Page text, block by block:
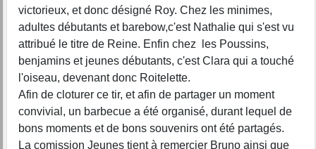
victorieux, et donc désigné Roy. Chez les minimes,
adultes débutants et barebow,c'est Nathalie qui s'est vu
attribué le titre de Reine. Enfin chez les Poussins,
benjamins et jeunes débutants, c'est Clara qui a touché
l'oiseau, devenant donc Roitelette.
Afin de cloturer ce tir, et afin de partager un moment
convivial, un barbecue a été organisé, durant lequel de
bons moments et de bons souvenirs ont été partagés.
La comission Jeunes tient à remercier Bruno ainsi que